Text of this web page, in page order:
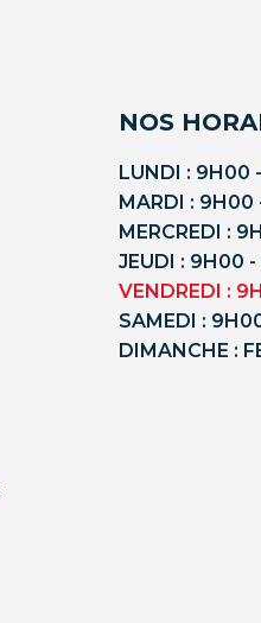
NOS
LUNDI : 9H00
MARDI : 9H00
MERCREDI :
JEUDI : 9H00
VENDREDI :
SAMEDI :
DIMANCHE :